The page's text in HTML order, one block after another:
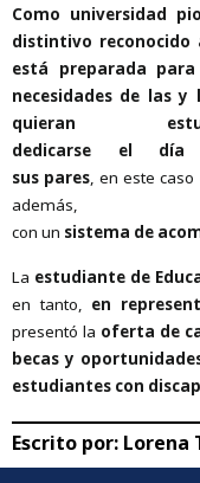
Como universidad
distintivo
está preparada
necesidades de las
quieran
dedicarse el
sus pares, en este
con un sistema de
La estudiante de
en tanto, en
presentó la oferta de
becas y
estudiantes con
Escrito por: Lorena